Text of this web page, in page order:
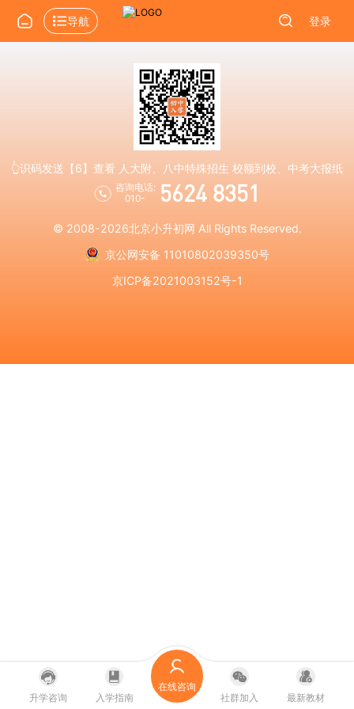
导航 登录
👆识码发送【6】查看 人大附、八中特殊招生 校额到校、中考大报纸
咨询电话:
010-
5624 8351
© 2008-2026北京小升初网 All Rights Reserved.
京公网安备 11010802039350号
京ICP备2021003152号-1
升学咨询 入学指南
在线咨询
社群加入
最新教材